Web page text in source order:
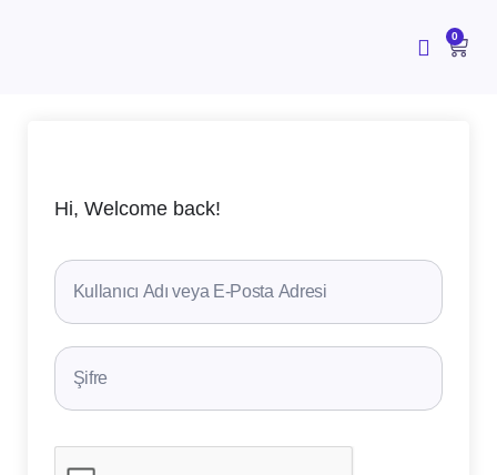
0
Hi, Welcome back!